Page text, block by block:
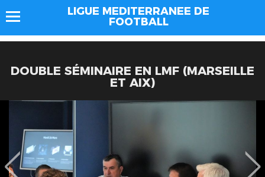
LIGUE MEDITERRANEE DE
FOOTBALL
DOUBLE SÉMINAIRE EN LMF (MARSEILLE
ET AIX)